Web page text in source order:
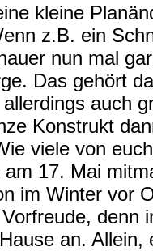
kleine
z.B. ein
nun mal
Das gehört
auch
Konstrukt
viele von
17. Mai
im Winter vor
denn
an. Allein,